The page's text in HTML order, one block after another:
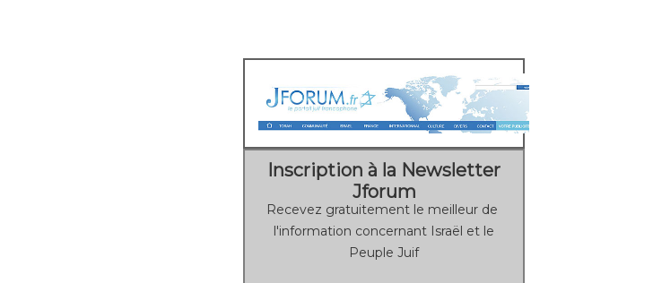
Inscription à la Newsletter
Jforum
Recevez gratuitement le meilleur de
l'information concernant Israël et le
Peuple Juif